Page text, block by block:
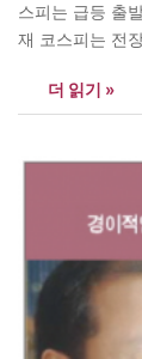
스피는 급등 출
재 코스피는 전
때보다 높다.
인 분야로 이동
더 읽기 »